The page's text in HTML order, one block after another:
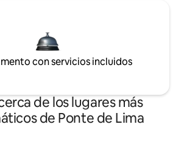
con servicios incluidos
de los lugares más
de Ponte de Lima